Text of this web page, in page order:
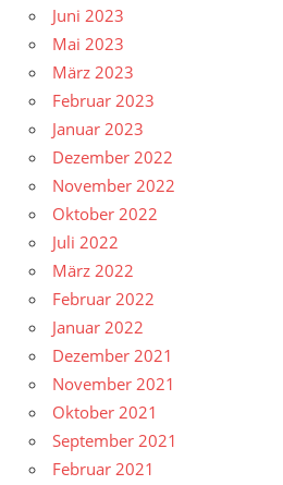
Juni 2023
Mai 2023
März 2023
Februar 2023
Januar 2023
Dezember 2022
November 2022
Oktober 2022
Juli 2022
März 2022
Februar 2022
Januar 2022
Dezember 2021
November 2021
Oktober 2021
September 2021
Februar 2021